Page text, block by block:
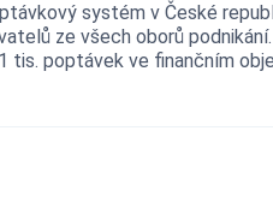
systém v České
ze všech oborů podnikání.
tis. poptávek ve finančním